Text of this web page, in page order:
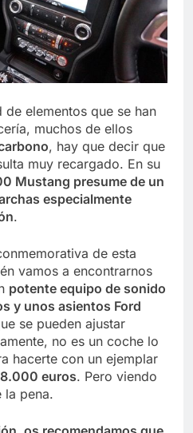
de elementos que se han
muchos de ellos
, hay que decir que
muy recargado. En su
Mustang presume de un
especialmente
.
de esta
vamos a encontrarnos
potente equipo de sonido
y unos asientos Ford
se pueden ajustar
no es un coche lo
hacerte con un ejemplar
euros. Pero viendo
la pena.